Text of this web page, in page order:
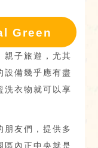
Green
親子旅遊，尤其
設備幾乎應有盡
洗衣物就可以享
朋友們，提供多
區內正中央就是